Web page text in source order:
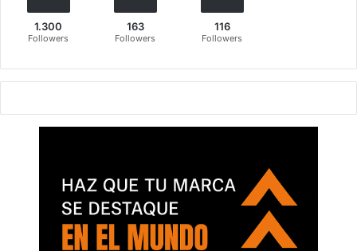
1.300
Followers
163
Followers
116
Followers